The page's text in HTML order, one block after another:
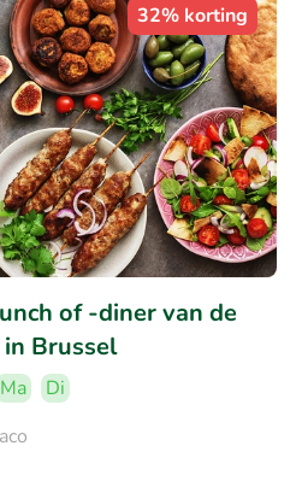
32% korting
of -diner van de
Brussel
Ma
Di